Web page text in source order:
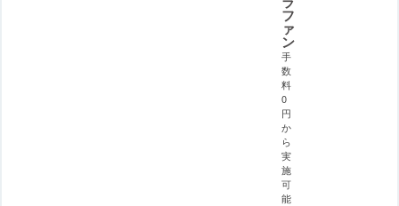
フ
ァ
ン
手
数
料
0
円
か
ら
実
施
可
能